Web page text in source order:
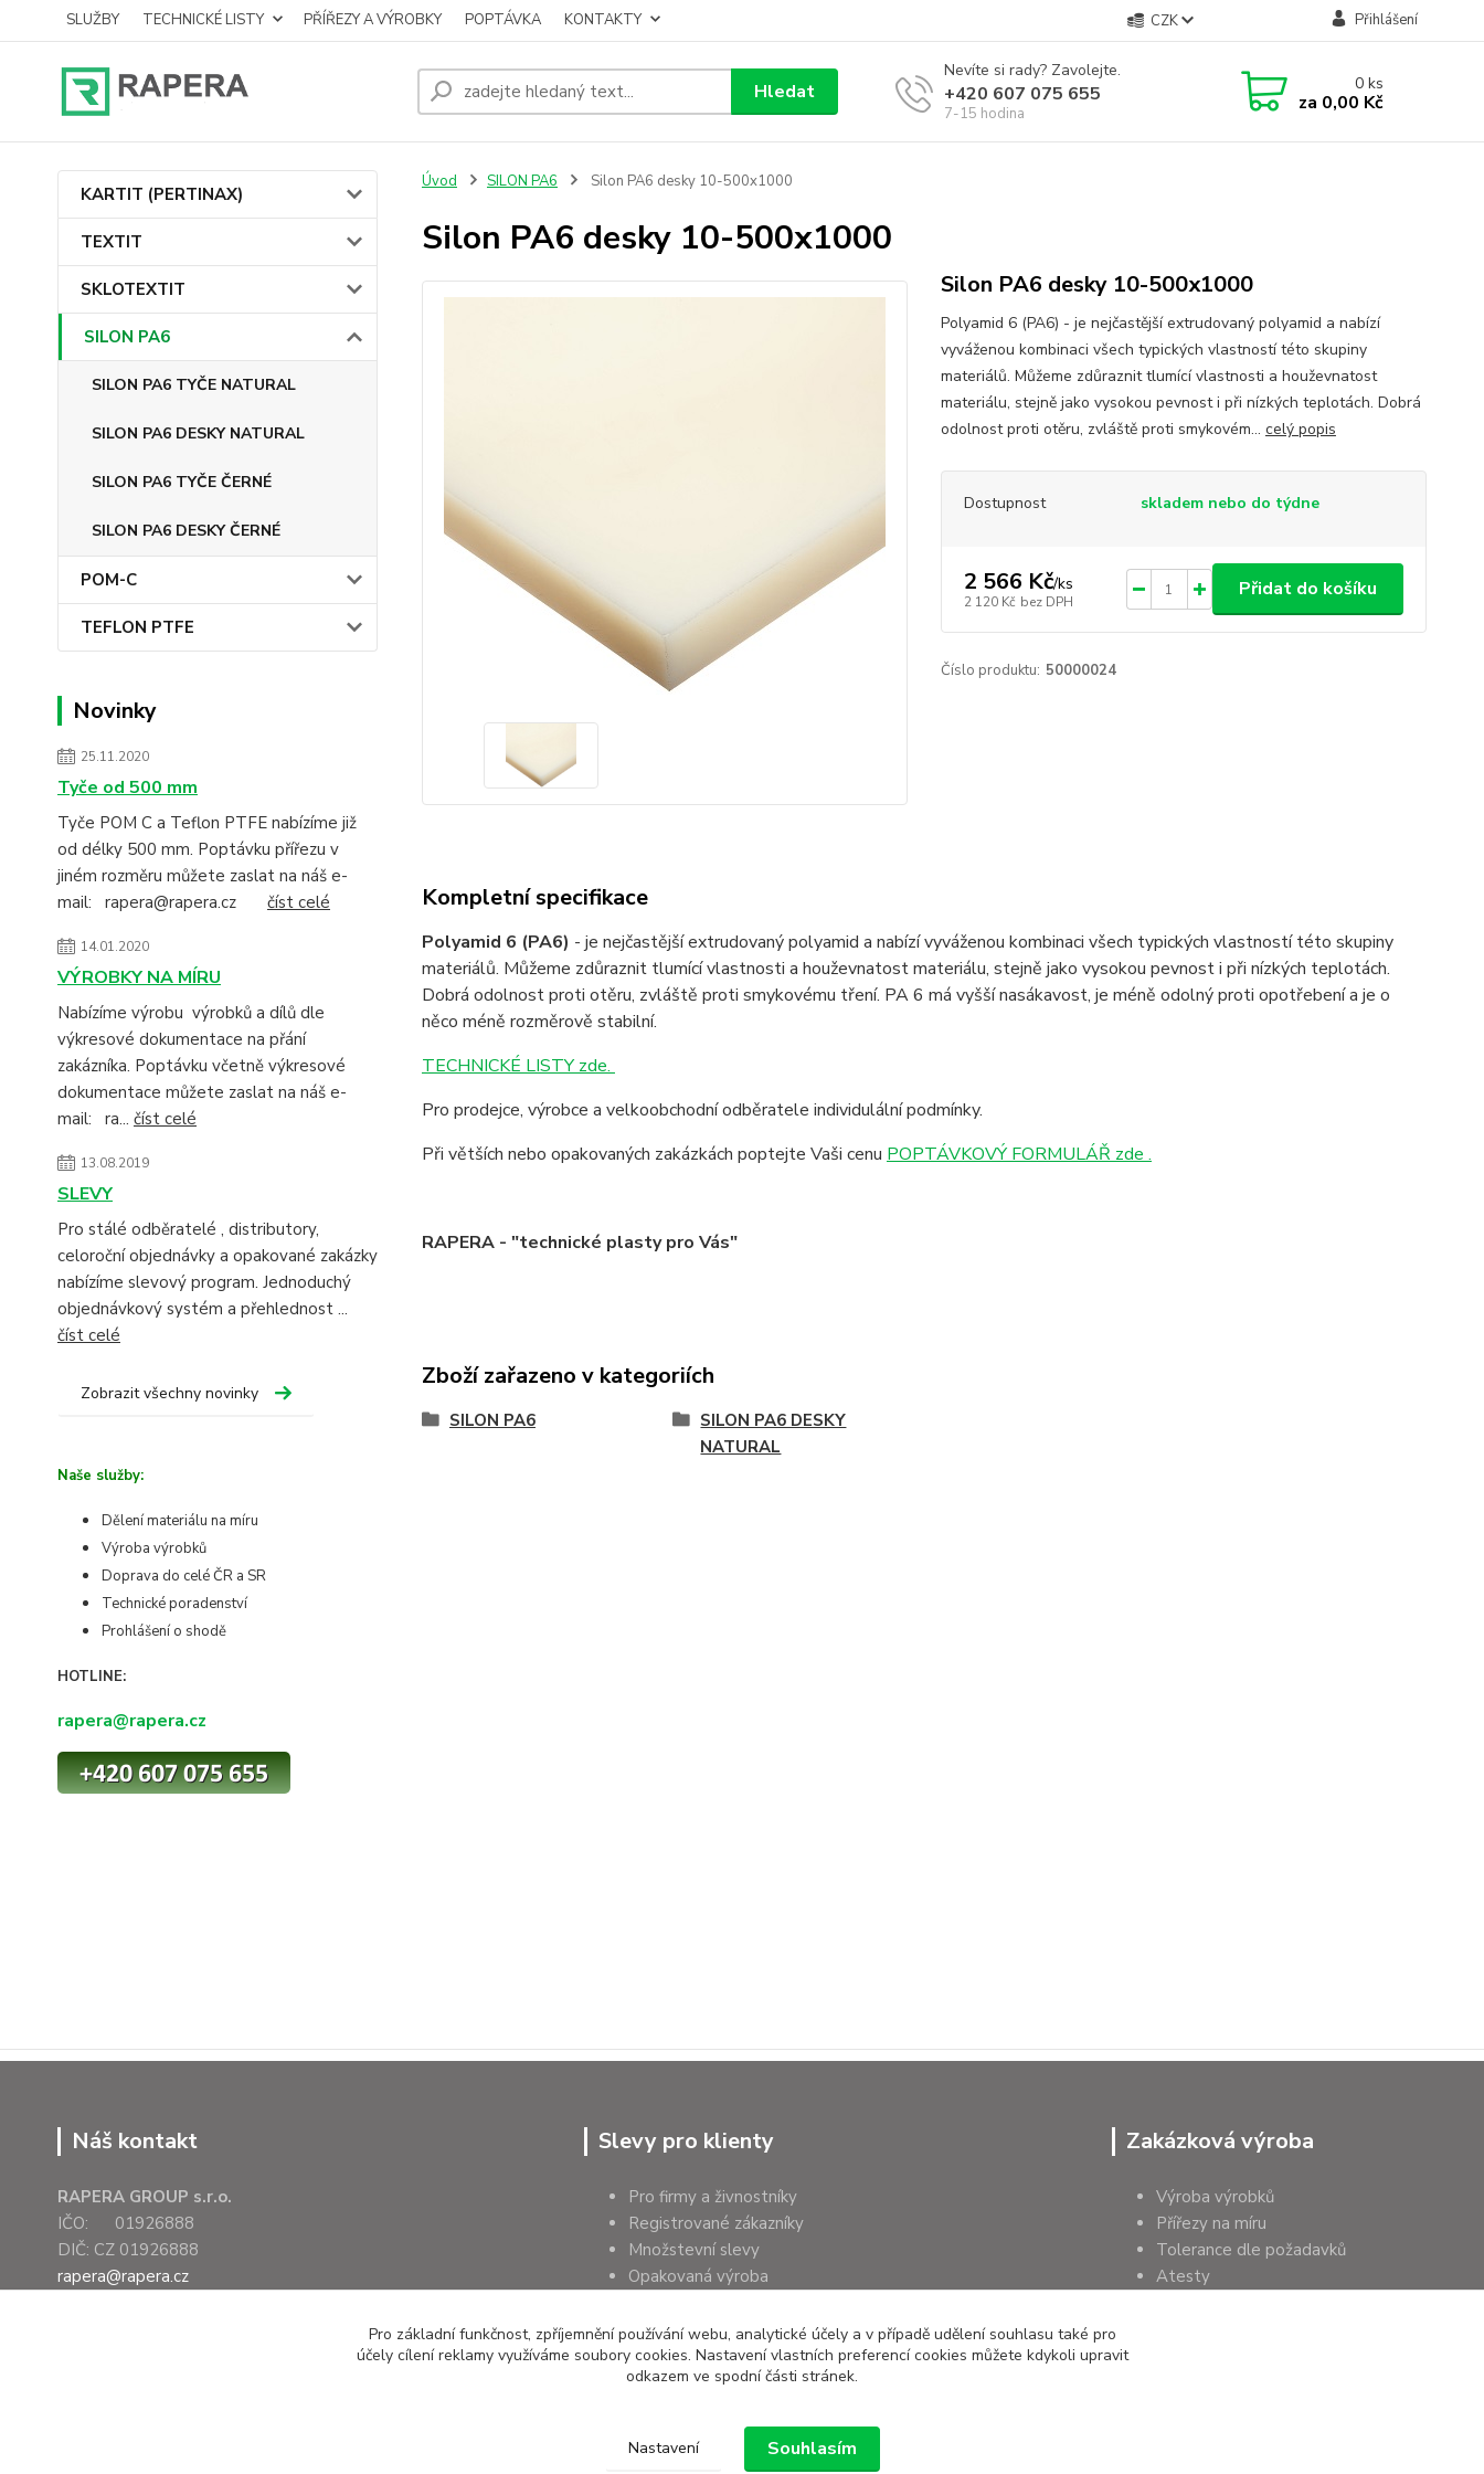
SLUŽBY TECHNICKÉ LISTY PŘÍŘEZY A VÝROBKY POPTÁVKA KONTAKTY CZK Přihlášení
Hledat
Nevíte si rady? Zavolejte.
+420 607 075 655
7-15 hodina
0ks
za 0,00 Kč
KARTIT (PERTINAX)
TEXTIT
SKLOTEXTIT
SILON PA6
SILON PA6 TYČE NATURAL
SILON PA6 DESKY NATURAL
SILON PA6 TYČE ČERNÉ
SILON PA6 DESKY ČERNÉ
POM-C
TEFLON PTFE
Novinky
25.11.2020
Tyče od 500 mm
Tyče POM C a Teflon PTFE nabízíme již
od délky 500 mm. Poptávku přířezu v
jiném rozměru můžete zaslat na náš e-
mail: rapera@rapera.cz číst celé
14.01.2020
VÝROBKY NA MÍRU
Nabízíme výrobu výrobků a dílů dle
výkresové dokumentace na přání
zakázníka. Poptávku včetně výkresové
dokumentace můžete zaslat na náš e-
mail: ra... číst celé
13.08.2019
SLEVY
Pro stálé odběratelé , distributory,
celoroční objednávky a opakované zakázky
nabízíme slevový program. Jednoduchý
objednávkový systém a přehlednost ...
číst celé
Zobrazit všechny novinky
Naše služby:
Dělení materiálu na míru
Výroba výrobků
Doprava do celé ČR a SR
Technické poradenství
Prohlášení o shodě
HOTLINE:
rapera@rapera.cz
Úvod SILON PA6 Silon PA6 desky 10-500x1000
Silon PA6 desky 10-500x1000
Silon PA6 desky 10-500x1000
Polyamid 6 (PA6) - je nejčastější extrudovaný polyamid a nabízí
vyváženou kombinaci všech typických vlastností této skupiny
materiálů. Můžeme zdůraznit tlumící vlastnosti a houževnatost
materiálu, stejně jako vysokou pevnost i při nízkých teplotách. Dobrá
odolnost proti otěru, zvláště proti smykovém... celý popis
Dostupnost skladem nebo do týdne
2 566 Kč/ks
2 120 Kč bez DPH
Přidat do košíku
Číslo produktu: 50000024
Kompletní specifikace
Polyamid 6 (PA6) - je nejčastější extrudovaný polyamid a nabízí vyváženou kombinaci všech typických vlastností této skupiny
materiálů. Můžeme zdůraznit tlumící vlastnosti a houževnatost materiálu, stejně jako vysokou pevnost i při nízkých teplotách.
Dobrá odolnost proti otěru, zvláště proti smykovému tření. PA 6 má vyšší nasákavost, je méně odolný proti opotřebení a je o
něco méně rozměrově stabilní.
TECHNICKÉ LISTY zde.
Pro prodejce, výrobce a velkoobchodní odběratele individulální podmínky.
Při větších nebo opakovaných zakázkách poptejte Vaši cenu POPTÁVKOVÝ FORMULÁŘ zde .
RAPERA - "technické plasty pro Vás"
Zboží zařazeno v kategoriích
SILON PA6
SILON PA6 DESKY
NATURAL
Náš kontakt
RAPERA GROUP s.r.o.
IČO: 01926888
DIČ: CZ 01926888
rapera@rapera.cz
Slevy pro klienty
Pro firmy a živnostníky
Registrované zákazníky
Množstevní slevy
Opakovaná výroba
Zakázková výroba
Výroba výrobků
Přířezy na míru
Tolerance dle požadavků
Atesty
Pro základní funkčnost, zpříjemnění používání webu, analytické účely a v případě udělení souhlasu také pro
účely cílení reklamy využíváme soubory cookies. Nastavení vlastních preferencí cookies můžete kdykoli upravit
odkazem ve spodní části stránek.
Nastavení Souhlasím